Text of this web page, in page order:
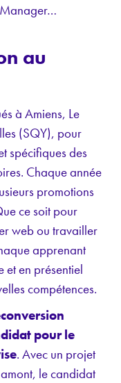
au
à Amiens, Le
(SQY), pour
spécifiques des
Chaque année
promotions
ce soit pour
web ou travailler
apprenant
et en présentiel
compétences.
pour le
. Avec un projet
le candidat